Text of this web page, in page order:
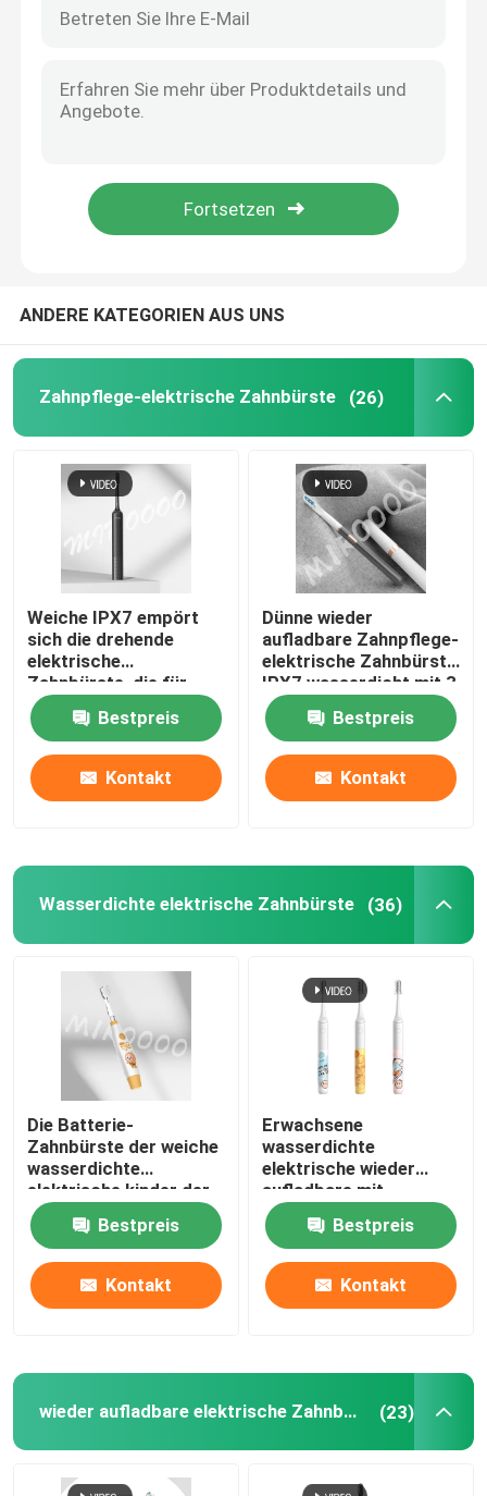
Erwachsene elektrische Zahnbürste
Kinderelektrische Zahnbürste
ANDERE KATEGORIEN AUS UNS
Zahnpflege-elektrische Zahnbürste (26)
Weiche IPX7 empört
sich die drehende
elektrische
Zahnbürste, die für
Gummi-Schutz wieder
aufladbar istBestpreis
Kontakt
Dünne wieder
aufladbare Zahnpflege-
elektrische Zahnbürste
IPX7 wasserdicht mit 3
Modi
Bestpreis
Kontakt
Wasserdichte elektrische Zahnbürste (36)
Die Batterie-
Zahnbürste der weiche
wasserdichte
elektrische kinder der
Zahnbürsten-IPX7
ReinigungsBestpreis
Kontakt
Erwachsene
wasserdichte
elektrische wieder
aufladbare mit
Ultraschallzahnbürste
der Zahnbürsten-IPX7
Bestpreis
Kontakt
wieder aufladbare elektrische Zahnbürste (23)